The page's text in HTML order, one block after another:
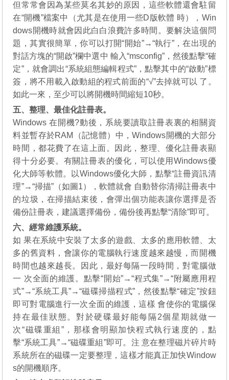
但常常會因為某些莫名其妙的原因，這些軟體還會駐留
在“開機”檔案中（尤其是在使用一些D版軟體 時），Win
dows開機時就會因此白白浪費許多時間。要解決這個問
題，其實很簡單，你可以打開“開始”→“執行”，在出現的
對話方塊的“開啟”欄中選中 輸入“msconfig”，然後點擊“確
定”，就會調出“系統組態編輯程式”，點擊其中的“啟動”標
簽，將不用載入啟動組的程式前面的“√”去掉就可以 了。
如此一來，至少可以將開機時間縮短10秒。
五、整理、最佳化註冊表。
Windows 在開機?動後，系統要讀取註冊表裏的相關資
料並暫存於RAM（記憶體）中，Windows開機的大部分
時間，都花費了在這上面。因此，整理、優化註冊表顯
得十分必要。有關註冊表的優化，可以使用Windows優
化大師等軟體。以Windows優化大師，點擊“註冊資訊清
理”→“掃描”（如圖1），軟體就會 自動替你清掃註冊表中
的垃圾，在掃描結束後，會彈出個功能表讓你選擇是否
備份註冊表，建議選擇備份，備份後再點擊“清除”即可。
六、經常維護系統。
如 果在系統中安裝了太多的遊戲、太多的應用軟體、太
多的舊資料，會讓你的電腦執行速度越來越慢，而開機
時間也越來越長。因此，最好每隔一段時間，對電腦做
一 次全面的維護。點擊“開始”→“程式集”→“附屬應用程
式”→“系統工具”→“磁碟掃描程式”，然後點擊“確定”按鈕
即可對電腦進行一次全面的維護，這樣 會使你的電腦保
持在最佳狀態。對於硬碟最好能每隔2個星期就做一
次“磁碟重組”，那樣會明顯加快程式執行速度的，點
擊“系統工具”→“磁碟重組”即可。注 意在整理磁片碎片時
系統所在的磁碟一定要整理，這樣才能真正加快Window
s的開機順序。